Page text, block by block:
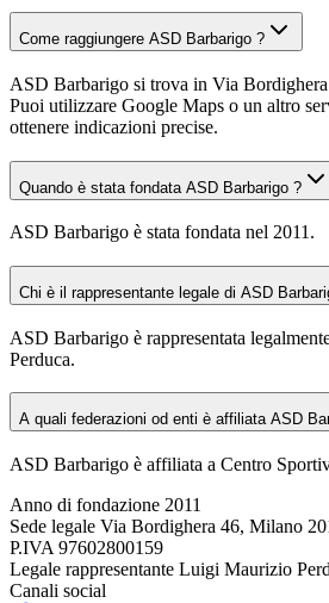
Come raggiungere ASD Barbarigo ?
ASD Barbarigo si trova in Via
Puoi utilizzare Google Maps o un altro
ottenere indicazioni precise.
Quando è stata fondata ASD Barbarigo ?
ASD Barbarigo è stata fondata nel 2011.
Chi è il rappresentante legale di ASD
ASD Barbarigo è rappresentata
Perduca.
A quali federazioni od enti è affiliata ASD
ASD Barbarigo è affiliata a Centro
Anno di fondazione 2011
Sede legale Via Bordighera 46, Milano
P.IVA 97602800159
Legale rappresentante Luigi Maurizio
Canali social